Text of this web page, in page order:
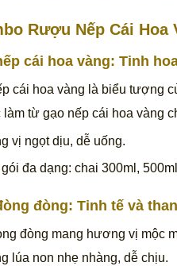
Rượu Nếp Cái
cái hoa vàng: Tinh
cái hoa vàng là biểu tượng
từ gạo nếp cái hoa vàng
vị ngọt dịu, dễ uống.
đa dạng: chai 300ml,
đòng: Tinh tế và
đòng mang hương vị mộc
lúa non nhẹ nhàng, dễ chịu.